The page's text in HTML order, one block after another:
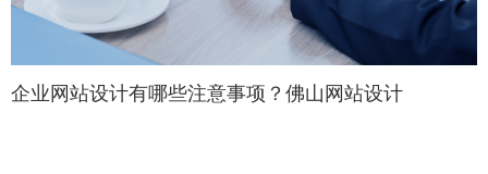
企业网站设计有哪些注意事项？佛山网站设计